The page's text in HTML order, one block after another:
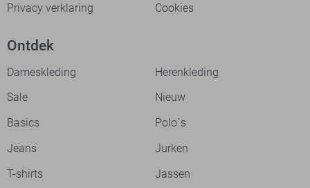
Privacy verklaring
Cookies
Ontdek
Dameskleding
Herenkleding
Sale
Nieuw
Basics
Polo`s
Jeans
Jurken
T-shirts
Jassen